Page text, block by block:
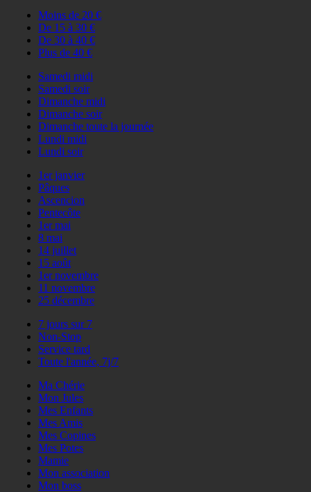
Moins de 20 €
De 15 à 30 €
De 30 à 40 €
Plus de 40 €
Samedi midi
Samedi soir
Dimanche midi
Dimanche soir
Dimanche toute la journée
Lundi midi
Lundi soir
1er janvier
Pâques
Ascencion
Pentecôte
1er mai
8 mai
14 juillet
15 août
1er novembre
11 novembre
25 décembre
7 jours sur 7
Non-Stop
Service tard
Toute l'année, 7j/7
Ma Chérie
Mon Jules
Mes Enfants
Mes Amis
Mes Copines
Mes Potes
Mamie
Mon association
Mon boss